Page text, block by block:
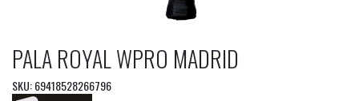
PALA ROYAL WPRO MADRID
SKU: 69418528266796